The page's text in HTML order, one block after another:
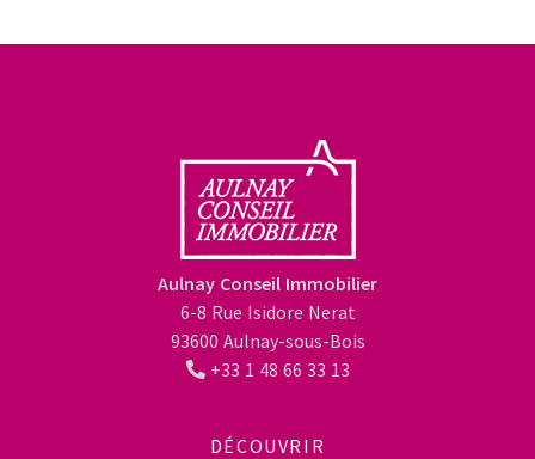
Aulnay Conseil Immobilier
6-8 Rue Isidore Nerat
93600 Aulnay-sous-Bois
+33 1 48 66 33 13
DÉCOUVRIR